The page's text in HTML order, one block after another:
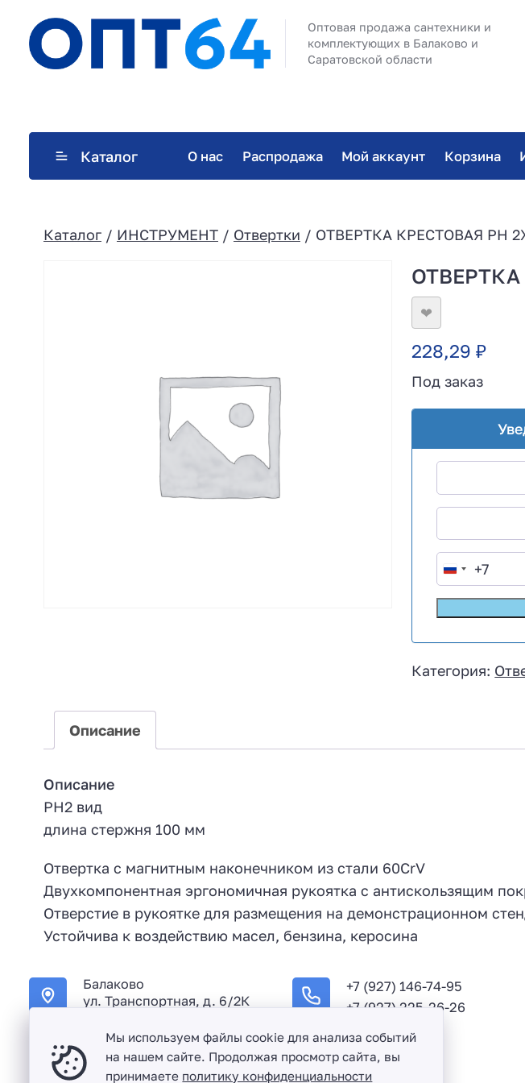
Оптовая продажа сантехники и
комплектующих в Балаково и
Саратовской области
Каталог О нас Распродажа Мой аккаунт Корзина
Каталог / ИНСТРУМЕНТ / Отвертки / ОТВЕРТКА КРЕСТОВАЯ PH
ОТВЕРТКА
❤
228,29₽
Под заказ
R
u
s
s
i
+7
Категория:
Описание
Описание
PH2 вид
длина стержня 100 мм
Отвертка с магнитным наконечником из стали 60CrV
Двухкомпонентная эргономичная рукоятка с антискользящим
Отверстие в рукоятке для размещения на демонстрационном
Устойчива к воздействию масел, бензина, керосина
Балаково
ул. Транспортная, д. 6/2К
+7 (927) 146-74-95
+7 (927) 225-26-26
Мы используем файлы cookie для анализа событий
на нашем сайте. Продолжая просмотр сайта, вы
принимаете политику конфиденциальности